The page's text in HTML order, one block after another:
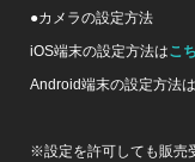
●カメラの設定方法
iOS端末の設定方法はこ
Android端末の設定方法は
※設定を許可しても販売